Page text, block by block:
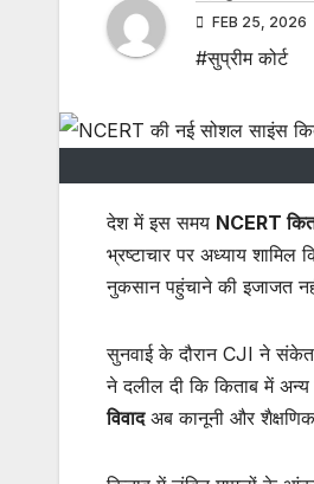
FEB 25, 2026
#सुप्रीम कोर्ट
देश में इस समय NCERT
भ्रष्टाचार पर अध्याय
नुकसान पहुंचाने की इजाजत
सुनवाई के दौरान CJI ने संकेत
ने दलील दी कि किताब में
विवादअब कानूनी और